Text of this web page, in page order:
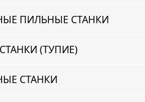
ПИЛЬНЫЕ СТАНКИ
(ТУПИЕ)
СТАНКИ